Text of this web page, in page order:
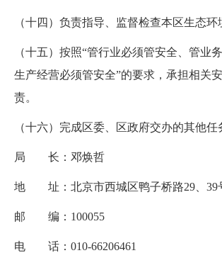
（十四）负责指导、监督检查本区生态环
（十五）按照“管行业必须管安全、管业
生产经营必须管安全”的要求，承担相关
责。
（十六）完成区委、区政府交办的其他任
局 长：邓焕哲
地 址：北京市西城区鸭子桥路29 39
邮 编： 100055
电 话： 010-66206461